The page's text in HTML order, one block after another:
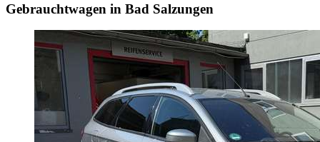
Gebrauchtwagen in Bad Salzungen